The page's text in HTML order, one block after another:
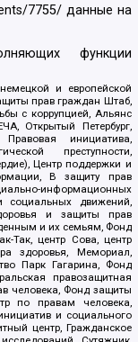
7755/ данные на
функции
и европейской
прав граждан Штаб,
с коррупцией, Альянс
Открытый Петербург,
инициатива,
преступности,
Центр поддержки и
В защиту прав
информационных
социальных движений,
и защиты прав
и их семьям, Фонд
Так, центр Сова, центр
здоровья, Мемориал,
Парк Гагарина, Фонд
правозащитная
человека, Фонд защиты
по правам человека,
и социального
центр, Гражданское